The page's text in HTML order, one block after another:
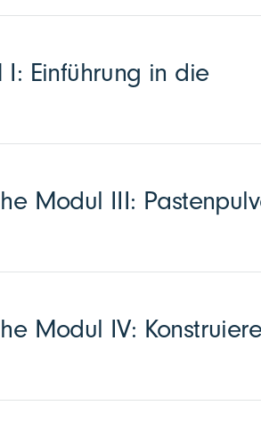
Einführung in die
Modul III:
Modul IV: